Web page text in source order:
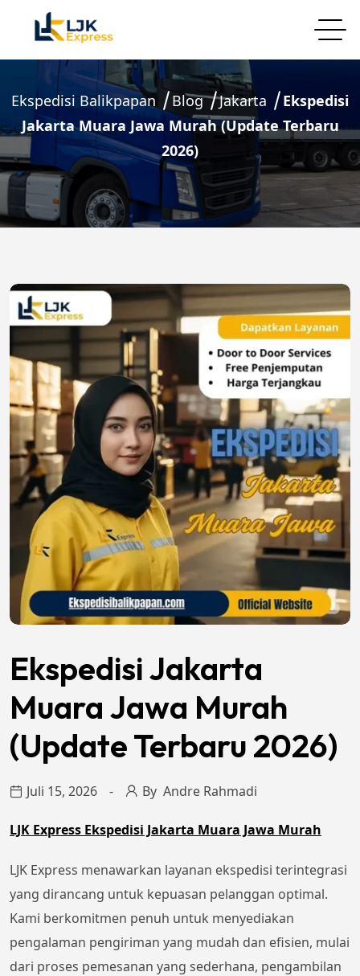
Ekspedisi Balikpapan Blog Jakarta
Ekspedisi
Jakarta Muara Jawa Murah (Update Terbaru
2026)
Ekspedisi Jakarta
Muara Jawa Murah
(Update Terbaru 2026)
Juli 15, 2026 By Andre Rahmadi
LJK Express Ekspedisi Jakarta Muara Jawa Murah
LJK Express menawarkan layanan ekspedisi terintegrasi
yang dirancang untuk kepuasan pelanggan optimal.
Kami berkomitmen penuh untuk menyediakan
pengalaman pengiriman yang mudah dan efisien, mulai
dari proses pemesanan yang sederhana, pengambilan